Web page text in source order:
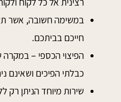
במשימה חשובה, אשר
חייכם בביתכם.
הפיצוי הכספי – במקרה
כבלתי הפיכים ושאינם
שירות מיוחד הניתן רק